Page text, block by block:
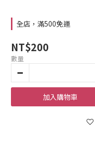
全店，滿500免運
NT$200
數量
加入購物車